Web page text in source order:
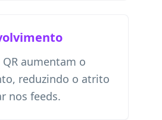
aumentam o
reduzindo o atrito
nos feeds.